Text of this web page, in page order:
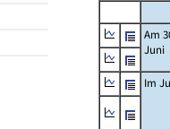
Am
Juni
Im